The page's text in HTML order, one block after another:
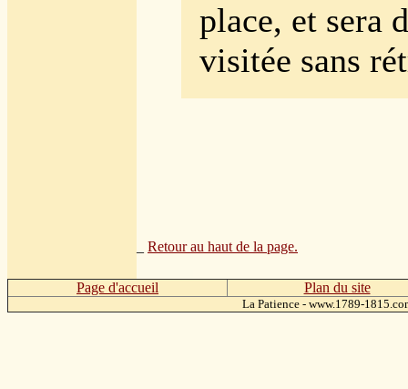
place, et sera
visitée sans
Retour au haut de la page.
Page d'accueil Plan du site
La Patience - www.1789-